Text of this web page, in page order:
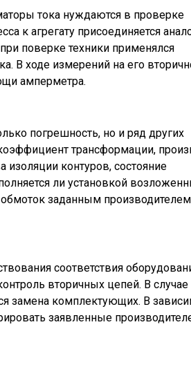
тока нуждаются в проверке
к агрегату присоединяется
поверке техники применялся
В ходе измерений на его
амперметра.
погрешность, но и ряд других
трансформации,
изоляции контуров, состояние
ли установкой
обмоток заданным производителем
соответствия
вторичных цепей. В случае
замена комплектующих. В
заявленные